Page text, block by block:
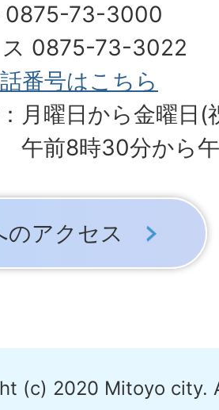
0875-73-3000
ス 0875-73-3022
番号はこちら
月曜日から金曜日(
午前8時30分から
のアクセス
(c) 2020 Mitoyo city.